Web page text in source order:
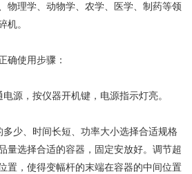
物理学、动物学、农学、医学、制药等领
机。
使用步骤：
，按仪器开机键，电源指示灯亮。
少、时间长短、功率大小选择合适规格
量选择合适的容器，固定安放好。调节超
置，使得变幅杆的末端在容器的中间位置